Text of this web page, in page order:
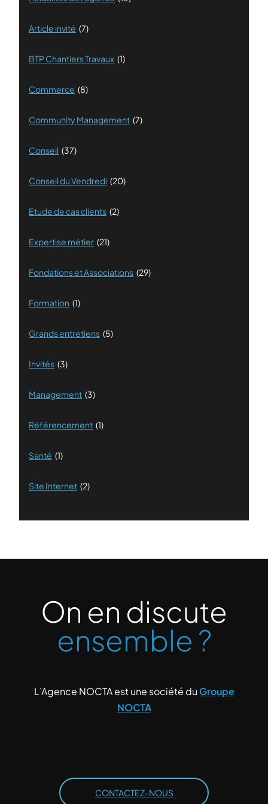
Article invité (7)
BTP Chantiers Travaux (1)
Commerce (8)
Community Management (7)
Conseil (37)
Conseil du Vendredi (20)
Etude de cas clients (2)
Expertise métier (21)
Fondations et Associations (29)
Formation (1)
Grands entretiens (5)
Invités (3)
Management (3)
Référencement (1)
Santé (1)
Site Internet (2)
On en discute
ensemble ?
CONTACTEZ-NOUS
L’Agence NOCTA est une société duGroupe
NOCTA